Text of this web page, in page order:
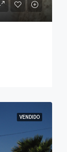
VENDIDO